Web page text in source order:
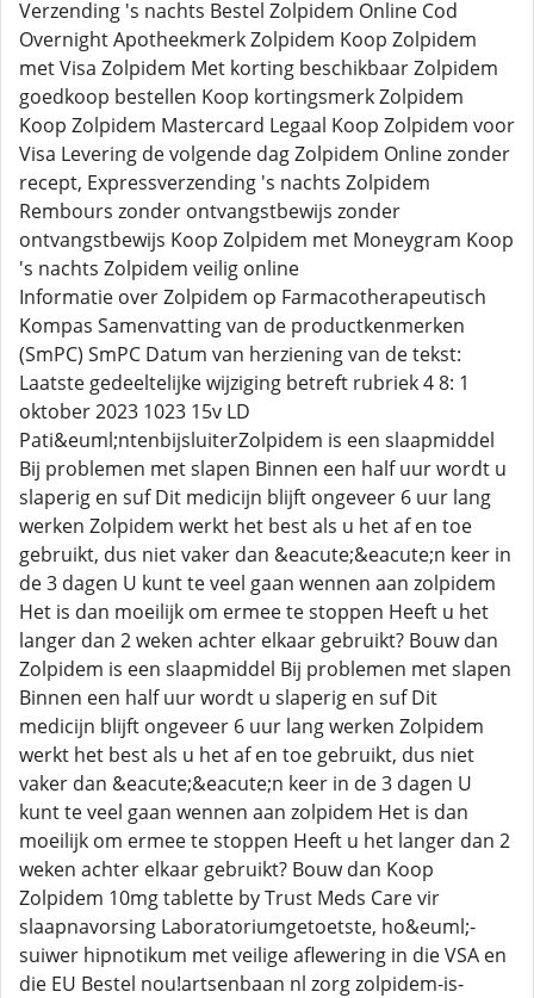
Verzending 's nachts Bestel Zolpidem Online Cod
Overnight Apotheekmerk Zolpidem Koop Zolpidem
met Visa Zolpidem Met korting beschikbaar Zolpidem
goedkoop bestellen Koop kortingsmerk Zolpidem
Koop Zolpidem Mastercard Legaal Koop Zolpidem voor
Visa Levering de volgende dag Zolpidem Online zonder
recept, Expressverzending 's nachts Zolpidem
Rembours zonder ontvangstbewijs zonder
ontvangstbewijs Koop Zolpidem met Moneygram Koop
's nachts Zolpidem veilig online
Informatie over Zolpidem op Farmacotherapeutisch
Kompas Samenvatting van de productkenmerken
(SmPC) SmPC Datum van herziening van de tekst:
Laatste gedeeltelijke wijziging betreft rubriek 4 8: 1
oktober 2023 1023 15v LD
Pati&euml;ntenbijsluiterZolpidem is een slaapmiddel
Bij problemen met slapen Binnen een half uur wordt u
slaperig en suf Dit medicijn blijft ongeveer 6 uur lang
werken Zolpidem werkt het best als u het af en toe
gebruikt, dus niet vaker dan &eacute;&eacute;n keer in
de 3 dagen U kunt te veel gaan wennen aan zolpidem
Het is dan moeilijk om ermee te stoppen Heeft u het
langer dan 2 weken achter elkaar gebruikt? Bouw dan
Zolpidem is een slaapmiddel Bij problemen met slapen
Binnen een half uur wordt u slaperig en suf Dit
medicijn blijft ongeveer 6 uur lang werken Zolpidem
werkt het best als u het af en toe gebruikt, dus niet
vaker dan &eacute;&eacute;n keer in de 3 dagen U
kunt te veel gaan wennen aan zolpidem Het is dan
moeilijk om ermee te stoppen Heeft u het langer dan 2
weken achter elkaar gebruikt? Bouw dan Koop
Zolpidem 10mg tablette by Trust Meds Care vir
slaapnavorsing Laboratoriumgetoetste, ho&euml;-
suiwer hipnotikum met veilige aflewering in die VSA en
die EU Bestel nou!artsenbaan nl zorg zolpidem-is-